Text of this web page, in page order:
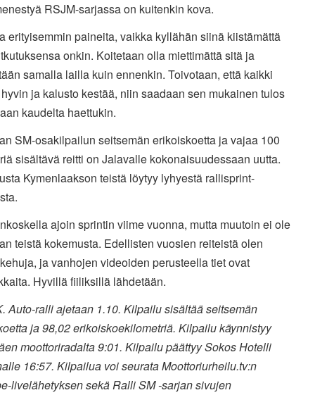
RSJM-sarjassa on kuitenkin kova.
erityisemmin paineita, vaikka kyllähän siinä kiistämättä
onkin. Koitetaan olla miettimättä sitä ja
samalla lailla kuin ennenkin. Toivotaan, että kaikki
ja kalusto kestää, niin saadaan sen mukainen tulos
kaudelta haettukin.
SM-osakilpailun seitsemän erikoiskoetta ja vajaa 100
sisältävä reitti on Jalavalle kokonaisuudessaan uutta.
Kymenlaakson teistä löytyy lyhyestä rallisprint-
ajoin sprintin viime vuonna, mutta muutoin ei ole
teistä kokemusta. Edellisten vuosien reiteistä olen
ja vanhojen videoiden perusteella tiet ovat
Hyvillä fiiliksillä lähdetään.
Auto-ralli ajetaan 1.10. Kilpailu sisältää seitsemän
ja 98,02 erikoiskoekilometriä. Kilpailu käynnistyy
moottoriradalta 9:01. Kilpailu päättyy Sokos Hotelli
16:57. Kilpailua voi seurata Moottoriurheilu.tv:n
livelähetyksen sekä Ralli SM -sarjan sivujen